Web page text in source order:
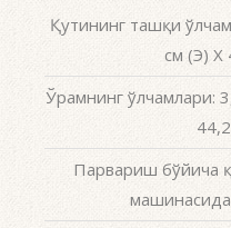
Қутининг ташқи
см (Э) X
Ўрамнинг ўлчамлари:
Парвариш бўйича